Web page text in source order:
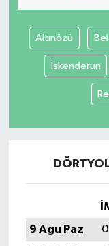
Altınözü
İskenderun
9 Ağu Paz